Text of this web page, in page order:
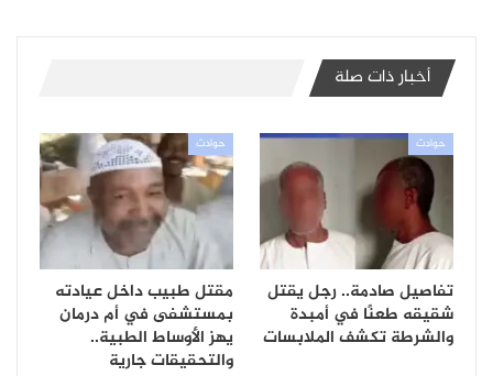
أخبار ذات صلة
حوادث
تفاصيل صادمة.. رجل يقتل
شقيقه طعنًا في أمبدة
والشرطة تكشف الملابسات
حوادث
مقتل طبيب داخل عيادته
بمستشفى في أم درمان
يهز الأوساط الطبية..
والتحقيقات جارية